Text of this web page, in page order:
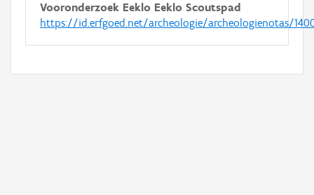
Vooronderzoek Eeklo Eeklo Scoutspad
https://id.erfgoed.net/archeologie/archeologienotas/